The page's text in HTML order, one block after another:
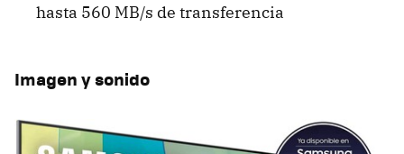
hasta 560 MB/s de transferencia
Imagen y sonido